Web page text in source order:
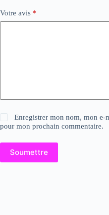
Votre avis *
Enregistrer mon nom, mon e-
pour mon prochain commentaire.
Soumettre